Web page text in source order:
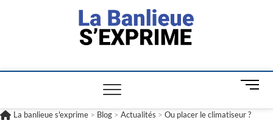
La banlieue
s'exprime
M
n
La banlieue s'exprime > Blog > Actualités > Ou placer le climatiseur ?